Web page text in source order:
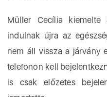
Müller Cecília
indulnak újra az
nem áll vissza a járvány
telefonon kell
is csak előzetes